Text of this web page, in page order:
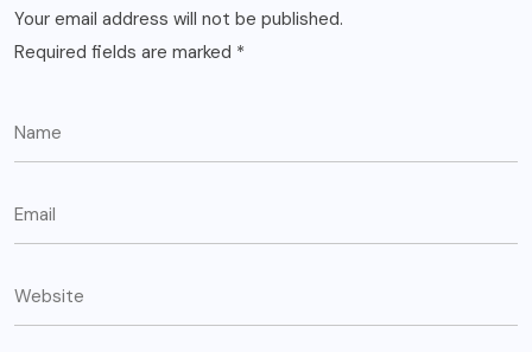
Your email address will not be published.
Required fields are marked *